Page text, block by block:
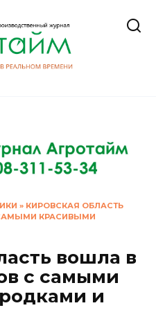
» КИРОВСКАЯ ОБЛАСТЬ
КРАСИВЫМИ
вошла в
с самыми
и